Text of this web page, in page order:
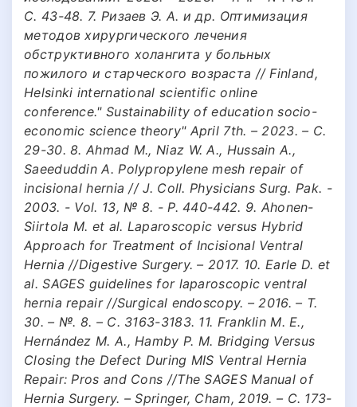
С. 43-48. 7. Ризаев Э. А. и др. Оптимизация
методов хирургического лечения
обструктивного холангита у больных
пожилого и старческого возраста // Finland,
Helsinki international scientific online
conference." Sustainability of education socio-
economic science theory" April 7th. – 2023. – С.
29-30. 8. Ahmad M., Niaz W. A., Hussain A.,
Saeeduddin A. Polypropylene mesh repair of
incisional hernia // J. Coll. Physicians Surg. Раk. -
2003. - Vol. 13, № 8. - P. 440-442. 9. Ahonen-
Siirtola M. et al. Laparoscopic versus Hybrid
Approach for Treatment of Incisional Ventral
Hernia //Digestive Surgery. – 2017. 10. Earle D. et
al. SAGES guidelines for laparoscopic ventral
hernia repair //Surgical endoscopy. – 2016. – Т.
30. – №. 8. – С. 3163-3183. 11. Franklin M. E.,
Hernández M. A., Hamby P. M. Bridging Versus
Closing the Defect During MIS Ventral Hernia
Repair: Pros and Cons //The SAGES Manual of
Hernia Surgery. – Springer, Cham, 2019. – С. 173-